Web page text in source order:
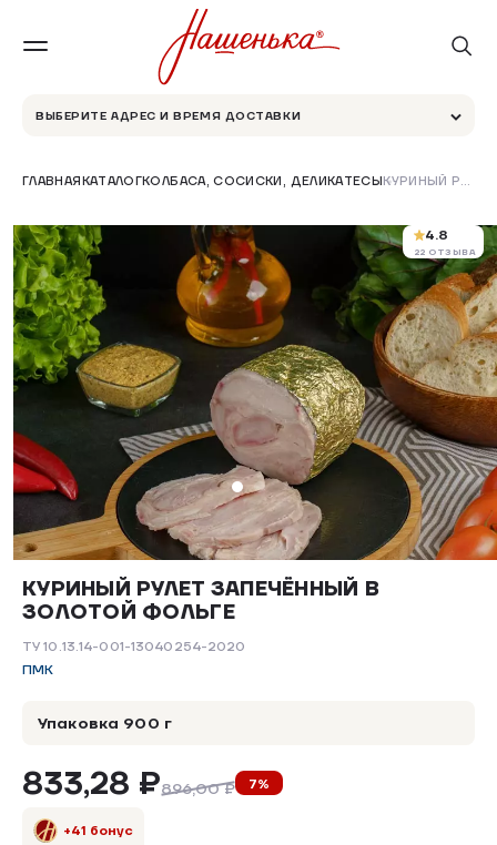
ВЫБЕРИТЕ АДРЕС И ВРЕМЯ ДОСТАВКИ
ГЛАВНАЯКАТАЛОГКОЛБАСА, СОСИСКИ, ДЕЛИКАТЕСЫ КУРИНЫЙ РУЛЕТ ЗАПЕЧЁННЫЙ В ЗОЛОТОЙ ФОЛЬГЕ
4.8
22 ОТЗЫВА
КУРИНЫЙ РУЛЕТ ЗАПЕЧЁННЫЙ В
ЗОЛОТОЙ ФОЛЬГЕ
ТУ 10.13.14-001-13040254-2020
ПМК
Упаковка 900 г
833,28 ₽896,00 ₽ 7%
+41 бонус